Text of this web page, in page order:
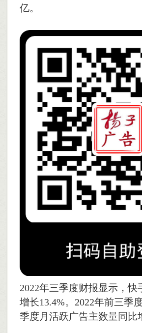
亿。
2022年三季度财报显示，
增长13.4%。2022年前三季
季度月活跃广告主数量同比